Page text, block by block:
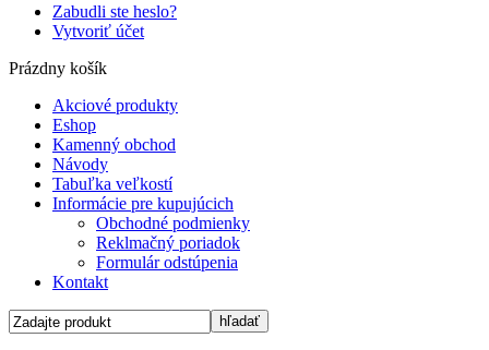
Zabudli ste heslo?
Vytvoriť účet
Prázdny košík
Akciové produkty
Eshop
Kamenný obchod
Návody
Tabuľka veľkostí
Informácie pre kupujúcich
Obchodné podmienky
Reklmačný poriadok
Formulár odstúpenia
Kontakt